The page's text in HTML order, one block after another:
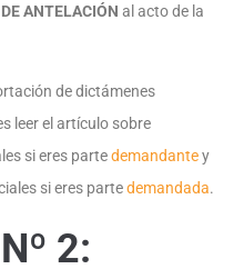
ANTELACIÓN al acto de la
de dictámenes
leer el artículo sobre
si eres partedemandantey
si eres partedemandada.
2: